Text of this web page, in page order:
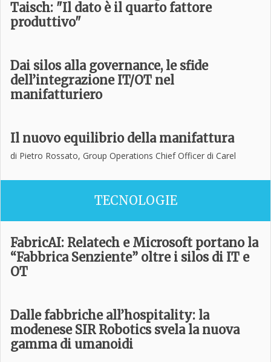
Taisch: "Il dato è il quarto fattore
produttivo"
Dai silos alla governance, le sfide
dell’integrazione IT/OT nel
manifatturiero
Il nuovo equilibrio della manifattura
di Pietro Rossato, Group Operations Chief Officer di Carel
TECNOLOGIE
FabricAI: Relatech e Microsoft portano la
“Fabbrica Senziente” oltre i silos di IT e
OT
Dalle fabbriche all’hospitality: la
modenese SIR Robotics svela la nuova
gamma di umanoidi